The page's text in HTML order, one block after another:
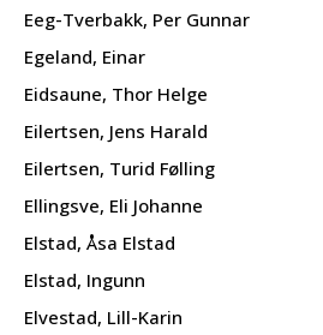
Eeg-Tverbakk, Per Gunnar
Egeland, Einar
Eidsaune, Thor Helge
Eilertsen, Jens Harald
Eilertsen, Turid Følling
Ellingsve, Eli Johanne
Elstad, Åsa Elstad
Elstad, Ingunn
Elvestad, Lill-Karin